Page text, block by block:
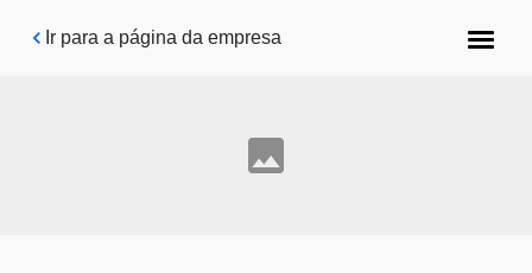
Pular para o conteúdo principal
Ir para a página da empresa